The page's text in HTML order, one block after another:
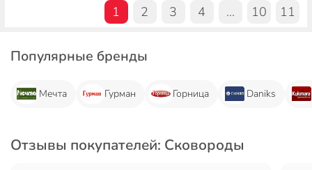
1 2 3 4 ... 10 11
Популярные бренды
Мечта Гурман Горница Daniks
Отзывы покупателей: Сковороды